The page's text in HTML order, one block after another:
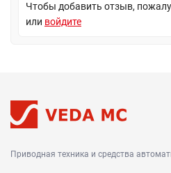
Чтобы добавить отзыв,
или войдите
Приводная техника и средства